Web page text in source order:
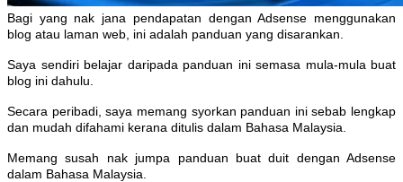
Bagi yang nak jana pendapatan dengan Adsense menggunakan
blog atau laman web, ini adalah panduan yang disarankan.
Saya sendiri belajar daripada panduan ini semasa mula-mula buat
blog ini dahulu.
Secara peribadi, saya memang syorkan panduan ini sebab lengkap
dan mudah difahami kerana ditulis dalam Bahasa Malaysia.
Memang susah nak jumpa panduan buat duit dengan Adsense
dalam Bahasa Malaysia.